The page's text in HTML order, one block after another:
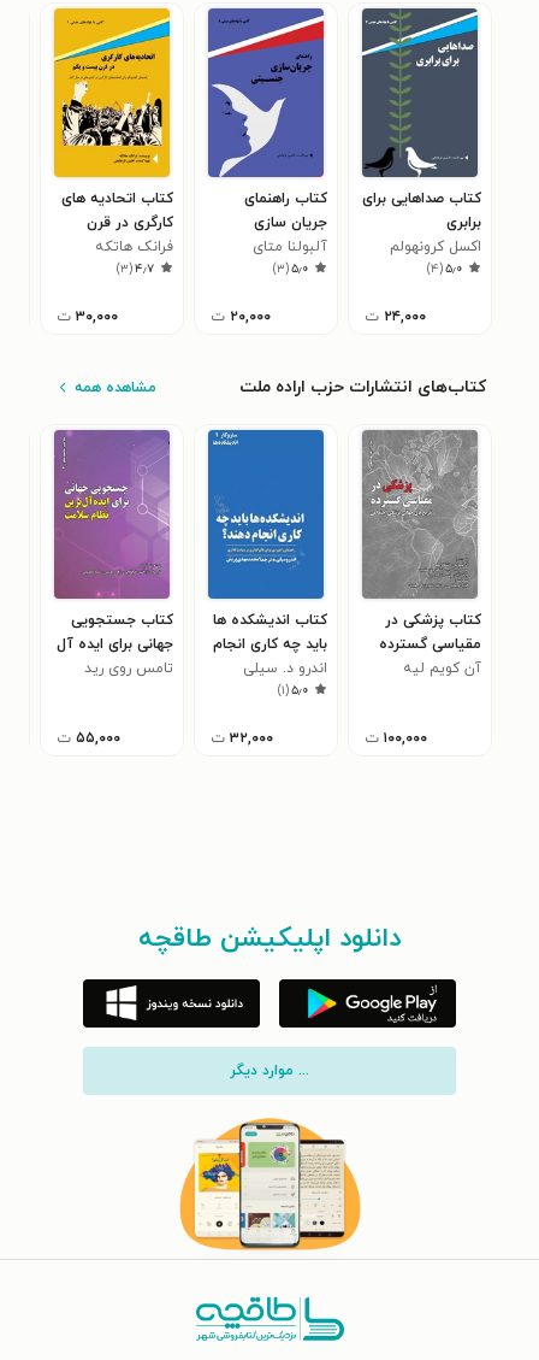
کتاب صداهایی برای
برابری
اکسل کرونهولم
۵٫۰(۴)
۲۴,۰۰۰ ت
کتاب راهنمای
جریان سازی
جنسیتی
آلبولنا متای
۵٫۰(۳)
۲۰,۰۰۰ ت
کتاب اتحادیه های
کارگری در قرن
بیست و یکم
فرانک هاتکه
۴٫۷(۳)
۳۰,۰۰۰ ت
کتاب‌های انتشارات حزب اراده ملت مشاهده همه
کتاب پزشکی در
مقیاسی گسترده
آن کویم لیه
۱۰۰,۰۰۰ ت
کتاب اندیشکده ها
باید چه کاری انجام
دهند؟
اندرو د. سیلی
۵٫۰(۱)
۳۲,۰۰۰ ت
کتاب جستجویی
جهانی برای ایده آل
ترین نظام سلامت
تامس روی رید
۵۵,۰۰۰ ت
دانلود اپلیکیشن طاقچه
... موارد دیگر